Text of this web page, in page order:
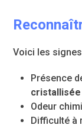
Voici les
Présence
cristallisée
Odeur
Difficulté à